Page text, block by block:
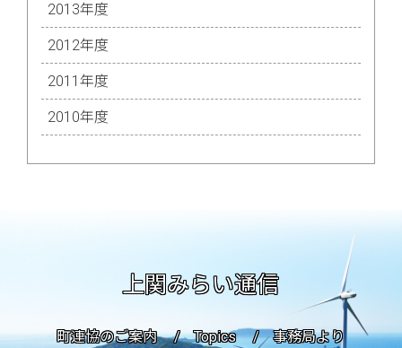
2013年度
2012年度
2011年度
2010年度
上関みらい通信
町連協のご案内 Topics 事務局より